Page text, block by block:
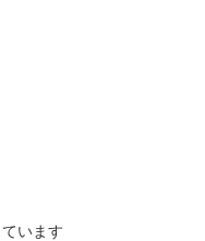
います